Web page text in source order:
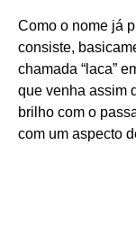
Como o nome já
consiste,
chamada “laca”
que venha assim
brilho com o
com um aspecto